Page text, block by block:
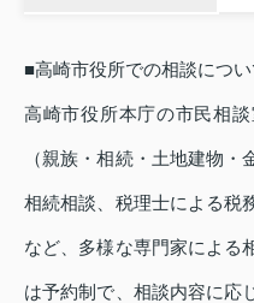
■高崎市役所での相談につい
高崎市役所本庁の市民相
（親族・相続・土地建物
相続相談、税理士による税
など、多様な専門家による
は予約制で、相談内容に応